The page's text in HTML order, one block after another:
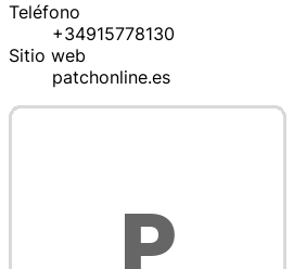
Teléfono
+34915778130
Sitio web
patchonline.es